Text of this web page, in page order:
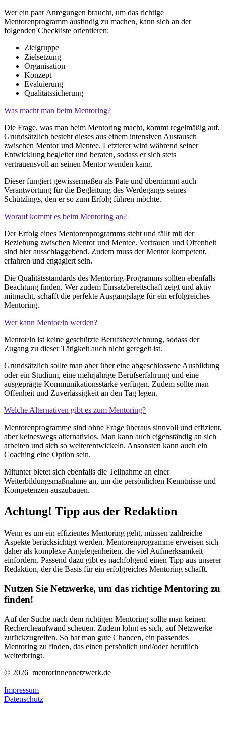
Wer ein paar Anregungen braucht, um das richtige
Mentorenprogramm ausfindig zu machen, kann sich an der
folgenden Checkliste orientieren:
Zielgruppe
Zielsetzung
Organisation
Konzept
Evaluierung
Qualitätssicherung
Was macht man beim Mentoring?
Die Frage, was man beim Mentoring macht, kommt regelmäßig auf.
Grundsätzlich besteht dieses aus einem intensiven Austausch
zwischen Mentor und Mentee. Letzterer wird während seiner
Entwicklung begleitet und beraten, sodass er sich stets
vertrauensvoll an seinen Mentor wenden kann.
Dieser fungiert gewissermaßen als Pate und übernimmt auch
Verantwortung für die Begleitung des Werdegangs seines
Schützlings, den er so zum Erfolg führen möchte.
Worauf kommt es beim Mentoring an?
Der Erfolg eines Mentorenprogramms steht und fällt mit der
Beziehung zwischen Mentor und Mentee. Vertrauen und Offenheit
sind hier ausschlaggebend. Zudem muss der Mentor kompetent,
erfahren und engagiert sein.
Die Qualitätsstandards des Mentoring-Programms sollten ebenfalls
Beachtung finden. Wer zudem Einsatzbereitschaft zeigt und aktiv
mitmacht, schafft die perfekte Ausgangslage für ein erfolgreiches
Mentoring.
Wer kann Mentor/in werden?
Mentor/in ist keine geschützte Berufsbezeichnung, sodass der
Zugang zu dieser Tätigkeit auch nicht geregelt ist.
Grundsätzlich sollte man aber über eine abgeschlossene Ausbildung
oder ein Studium, eine mehrjährige Berufserfahrung und eine
ausgeprägte Kommunikationsstärke verfügen. Zudem sollte man
Offenheit und Zuverlässigkeit an den Tag legen.
Welche Alternativen gibt es zum Mentoring?
Mentorenprogramme sind ohne Frage überaus sinnvoll und effizient,
aber keineswegs alternativlos. Man kann auch eigenständig an sich
arbeiten und sich so weiterentwickeln. Ansonsten kann auch ein
Coaching eine Option sein.
Mitunter bietet sich ebenfalls die Teilnahme an einer
Weiterbildungsmaßnahme an, um die persönlichen Kenntnisse und
Kompetenzen auszubauen.
Achtung! Tipp aus der Redaktion
Wenn es um ein effizientes Mentoring geht, müssen zahlreiche
Aspekte berücksichtigt werden. Mentorenprogramme erweisen sich
daher als komplexe Angelegenheiten, die viel Aufmerksamkeit
einfordern. Passend dazu gibt es nachfolgend einen Tipp aus unserer
Redaktion, der die Basis für ein erfolgreiches Mentoring schafft.
Nutzen Sie Netzwerke, um das richtige Mentoring zu
finden!
Auf der Suche nach dem richtigen Mentoring sollte man keinen
Rechercheaufwand scheuen. Zudem lohnt es sich, auf Netzwerke
zurückzugreifen. So hat man gute Chancen, ein passendes
Mentoring zu finden, das einen persönlich und/oder beruflich
weiterbringt.
© 2026 mentorinnennetzwerk.de
Impressum
Datenschutz